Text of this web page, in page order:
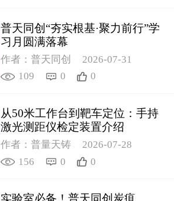
普天同创“夯实根基·聚力前行”学
习月圆满落幕
作者：普天同创
2026-07-31
109
0 0
从50米工作台到靶车定位：手持
激光测距仪检定装置介绍
作者：普量天铸
2026-07-28
156
0 0